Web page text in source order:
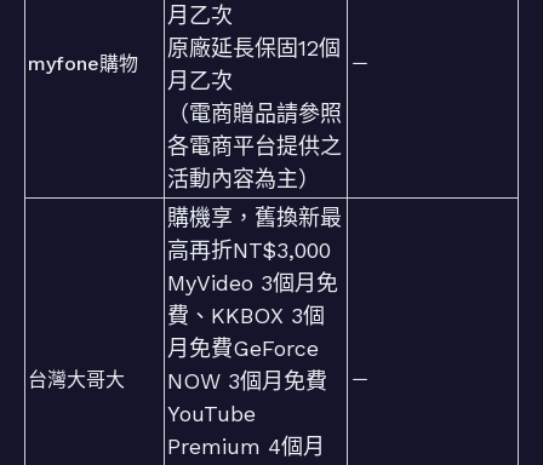
myfone購物
月乙次
原廠延長保固12個
月乙次
（電商贈品請參照
各電商平台提供之
活動內容為主）
－
台灣大哥大
購機享，舊換新最
高再折NT$3,000
MyVideo 3個月免
費、KKBOX 3個
月免費GeForce
NOW 3個月免費
YouTube
Premium 4個月
－